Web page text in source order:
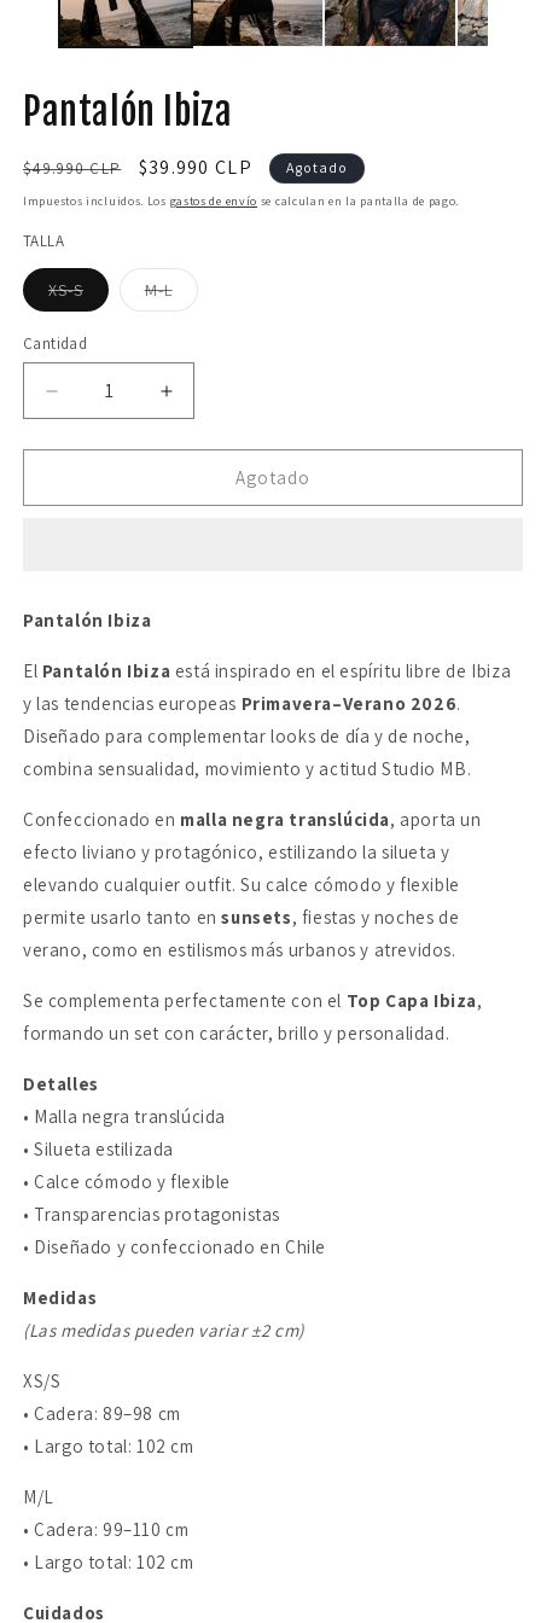
modal
Pantalón Ibiza
Precio
habitual
$49.990 CLP
Precio
de
$39.990 CLP Agotado
Impuestos incluidos. Los gastos de envío se calculan en la pantalla de pago.
TALLA
XS-SVariante
agotada
no
M-LVariante
agotada
Cantidad
Reducir
cantidad
para
Ibiza
Aumentar
cantidad
para
Pantalón
Ibiza
Agotado
Pantalón Ibiza
El Pantalón Ibiza está inspirado en el espíritu libre de Ibiza
y las tendencias europeas Primavera–Verano 2026.
Diseñado para complementar looks de día y de noche,
combina sensualidad, movimiento y actitud Studio MB.
Confeccionado en malla negra translúcida, aporta un
efecto liviano y protagónico, estilizando la silueta y
elevando cualquier outfit. Su calce cómodo y flexible
permite usarlo tanto ensunsets, fiestas y noches de
verano, como en estilismos más urbanos y atrevidos.
Se complementa perfectamente con el Top Capa Ibiza,
formando un set con carácter, brillo y personalidad.
Detalles
• Malla negra translúcida
• Silueta estilizada
• Calce cómodo y flexible
• Transparencias protagonistas
• Diseñado y confeccionado en Chile
Medidas
(Las medidas pueden variar ±2 cm)
XS/S
• Cadera: 89–98 cm
• Largo total: 102 cm
M/L
• Cadera: 99–110 cm
• Largo total: 102 cm
Cuidados